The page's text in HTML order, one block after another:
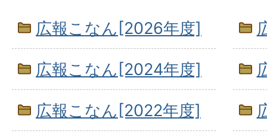
広報こなん[2026年度]
広報こなん[2024年度]
広報こなん[2022年度]